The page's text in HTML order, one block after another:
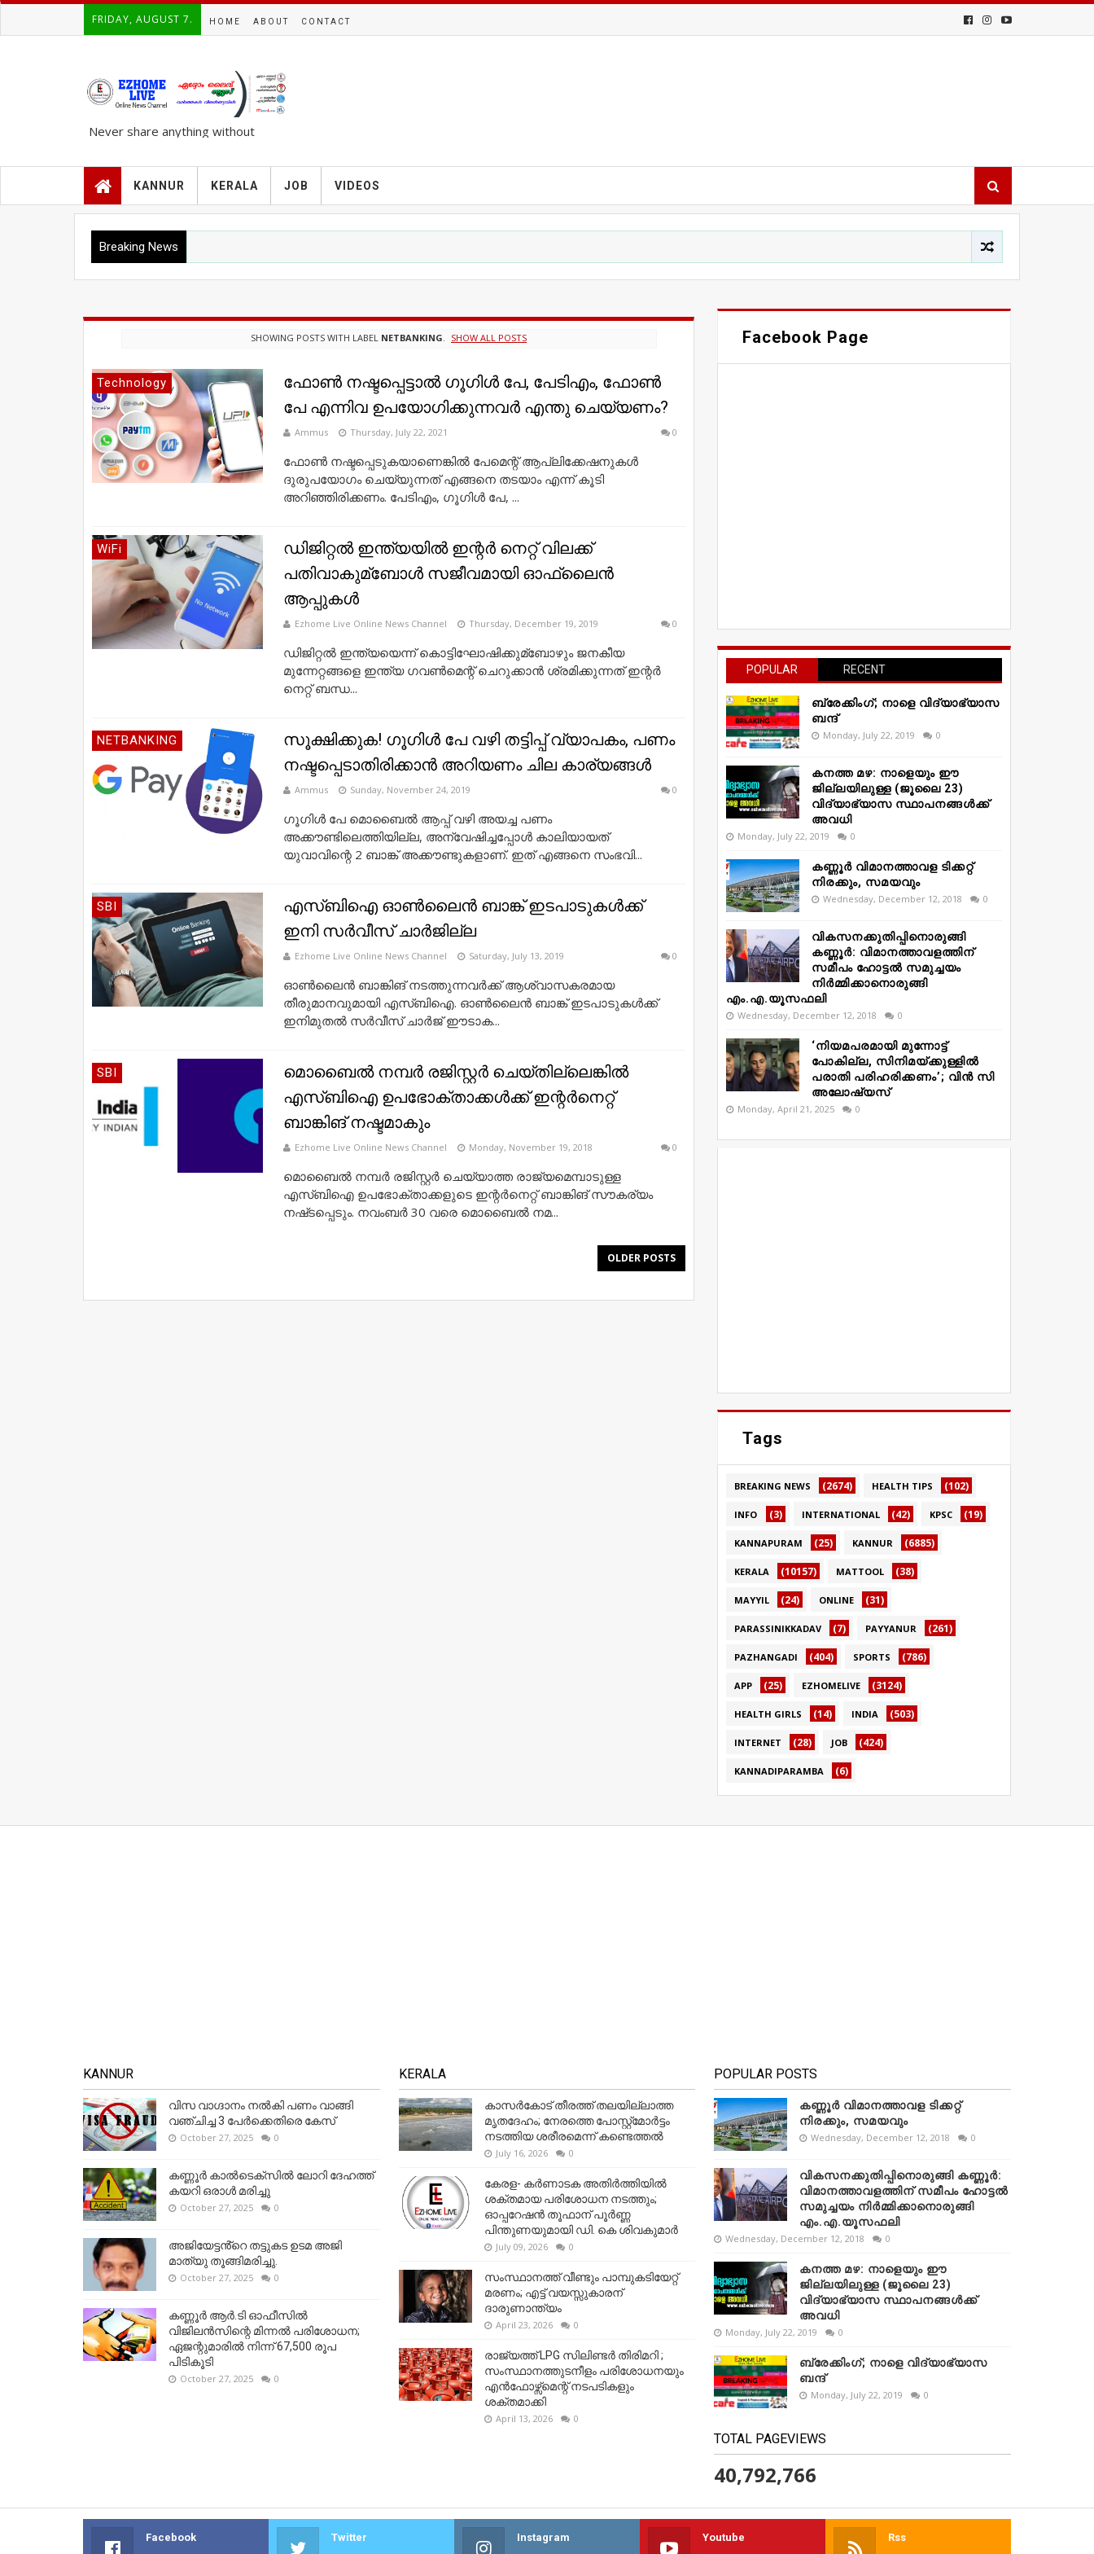
FRIDAY, AUGUST 7. HOME ABOUT CONTACT
Never share anything without
KANNUR KERALA JOB VIDEOS
Breaking News
SHOWING POSTS WITH LABEL NETBANKING. SHOW ALL POSTS
Technology
ഫോണ്‍ നഷ്ടപ്പെട്ടാല്‍ ഗൂഗിള്‍ പേ, പേടിഎം, ഫോണ്‍
പേ എന്നിവ ഉപയോഗിക്കുന്നവര്‍ എന്തു ചെയ്യണം?
Ammus Thursday, July 22, 2021 0
ഫോണ്‍ നഷ്ടപ്പെടുകയാണെങ്കില്‍ പേമെന്റ് ആപ്ലിക്കേഷനുകള്‍
ദുരുപയോഗം ചെയ്യുന്നത് എങ്ങനെ തടയാം എന്ന് കൂടി
അറിഞ്ഞിരിക്കണം. പേടിഎം, ഗൂഗിള്‍ പേ, ...
WiFi
ഡിജിറ്റല്‍ ഇന്ത്യയില്‍ ഇന്റര്‍ നെറ്റ് വിലക്ക്
പതിവാകുമ്ബോള്‍ സജീവമായി ഓഫ്‌ലൈന്‍
ആപ്പുകള്‍
Ezhome Live Online News Channel Thursday, December 19, 2019 0
ഡിജിറ്റല്‍ ഇന്ത്യയെന്ന് കൊട്ടിഘോഷിക്കുമ്ബോഴും ജനകീയ
മുന്നേറ്റങ്ങളെ ഇന്ത്യ ഗവണ്‍മെന്റ് ചെറുക്കാന്‍ ശ്രമിക്കുന്നത് ഇന്റര്‍
നെറ്റ് ബന്ധ...
NETBANKING
സൂക്ഷിക്കുക! ഗൂഗിൾ പേ വഴി തട്ടിപ്പ് വ്യാപകം, പണം
നഷ്ടപ്പെടാതിരിക്കാൻ അറിയണം ചില കാര്യങ്ങൾ
Ammus Sunday, November 24, 2019 0
ഗൂഗിൾ പേ മൊബൈൽ ആപ്പ് വഴി അയച്ച പണം
അക്കൗണ്ടിലെത്തിയില്ല, അന്വേഷിച്ചപ്പോൾ കാലിയായത്
യുവാവിന്റെ 2 ബാങ്ക് അക്കൗണ്ടുകളാണ്. ഇത് എങ്ങനെ സംഭവി...
SBI
എസ്ബിഐ ഓണ്‍ലൈന്‍ ബാങ്ക് ഇടപാടുകള്‍ക്ക്
ഇനി സര്‍വീസ് ചാര്‍ജില്ല
Ezhome Live Online News Channel Saturday, July 13, 2019 0
ഓണ്‍ലൈന്‍ ബാങ്കിങ് നടത്തുന്നവര്‍ക്ക് ആശ്വാസകരമായ
തീരുമാനവുമായി എസ്ബിഐ. ഓണ്‍ലൈന്‍ ബാങ്ക് ഇടപാടുകള്‍ക്ക്
ഇനിമുതല്‍ സര്‍വീസ് ചാര്‍ജ് ഈടാക...
SBI
മൊബൈൽ നമ്പർ രജിസ്റ്റർ ചെയ്തില്ലെങ്കിൽ
എസ്ബിഐ ഉപഭോക്താക്കൾക്ക് ഇന്റർനെറ്റ്
ബാങ്കിങ് നഷ്ടമാകും
Ezhome Live Online News Channel Monday, November 19, 2018 0
മൊബൈൽ നമ്പർ രജിസ്റ്റർ ചെയ്യാത്ത രാജ്യമെമ്പാടുള്ള
എസ്ബിഐ ഉപഭോക്താക്കളുടെ ഇന്റർനെറ്റ് ബാങ്കിങ് സൗകര്യം
നഷ‌്ടപ്പെടും. നവംബർ 30 വരെ മൊബൈൽ നമ...
OLDER POSTS
Facebook Page
POPULAR RECENT
ബ്രേക്കിംഗ്; നാളെ വിദ്യാഭ്യാസ
ബന്ദ്
Monday, July 22, 2019 0
കനത്ത മഴ: നാളെയും ഈ
ജില്ലയിലുള്ള (ജൂലൈ 23)
വിദ്യാഭ്യാസ സ്ഥാപനങ്ങൾക്ക്
അവധി
Monday, July 22, 2019 0
കണ്ണൂർ വിമാനത്താവള ടിക്കറ്റ്
നിരക്കും, സമയവും
Wednesday, December 12, 2018 0
വികസനക്കുതിപ്പിനൊരുങ്ങി
കണ്ണൂർ: വിമാനത്താവളത്തിന്
സമീപം ഹോട്ടൽ സമുച്ചയം
നിർമ്മിക്കാനൊരുങ്ങി
എം.എ.യൂസഫലി
Wednesday, December 12, 2018 0
‘നിയമപരമായി മുന്നോട്ട്
പോകില്ല, സിനിമയ്ക്കുള്ളിൽ
പരാതി പരിഹരിക്കണം’; വിൻ സി
അലോഷ്യസ്
Monday, April 21, 2025 0
Tags
BREAKING NEWS (2674) HEALTH TIPS (102)
INFO (3) INTERNATIONAL (42) KPSC (19)
KANNAPURAM (25) KANNUR (6885)
KERALA (10157) MATTOOL (38)
MAYYIL (24) ONLINE (31)
PARASSINIKKADAV (7) PAYYANUR (261)
PAZHANGADI (404) SPORTS (786)
APP (25) EZHOMELIVE (3124)
HEALTH GIRLS (14) INDIA (503)
INTERNET (28) JOB (424)
KANNADIPARAMBA (6)
KANNUR
വിസ വാഗ്ദാനം നൽകി പണം വാങ്ങി
വഞ്ചിച്ച 3 പേർക്കെതിരെ കേസ്
October 27, 2025 0
കണ്ണൂര്‍ കാല്‍ടെക്‌സില്‍ ലോറി ദേഹത്ത്
കയറി ഒരാള്‍ മരിച്ചു
October 27, 2025 0
അജിയേട്ടൻ്റെ തട്ടുകട ഉടമ അജി
മാത്യു തൂങ്ങിമരിച്ചു.
October 27, 2025 0
കണ്ണൂര്‍ ആര്‍.ടി ഓഫീസില്‍
വിജിലൻസിന്റെ മിന്നല്‍ പരിശോധന;
ഏജന്റുമാരില്‍ നിന്ന് 67,500 രൂപ
പിടികൂടി
October 27, 2025 0
KERALA
കാസർകോട് തീരത്ത് തലയില്ലാത്ത
മൃതദേഹം; നേരത്തെ പോസ്റ്റ്‌മോർട്ടം
നടത്തിയ ശരീരമെന്ന് കണ്ടെത്തൽ
July 16, 2026 0
കേരള- കർണാടക അതിർത്തിയിൽ
ശക്തമായ പരിശോധന നടത്തും;
ഓപ്പറേഷൻ തൂഫാന് പൂർണ്ണ
പിന്തുണയുമായി ഡി. കെ ശിവകുമാർ
July 09, 2026 0
സംസ്ഥാനത്ത് വീണ്ടും പാമ്പുകടിയേറ്റ്
മരണം; എട്ട് വയസ്സുകാരന്
ദാരുണാന്ത്യം
April 23, 2026 0
രാജ്യത്ത് LPG സിലിണ്ടർ തിരിമറി ;
സംസ്ഥാനത്തുടനീളം പരിശോധനയും
എൻഫോഴ്സ്മെന്റ് നടപടികളും
ശക്തമാക്കി
April 13, 2026 0
POPULAR POSTS
കണ്ണൂർ വിമാനത്താവള ടിക്കറ്റ്
നിരക്കും, സമയവും
Wednesday, December 12, 2018 0
വികസനക്കുതിപ്പിനൊരുങ്ങി കണ്ണൂർ:
വിമാനത്താവളത്തിന് സമീപം ഹോട്ടൽ
സമുച്ചയം നിർമ്മിക്കാനൊരുങ്ങി
എം.എ.യൂസഫലി
Wednesday, December 12, 2018 0
കനത്ത മഴ: നാളെയും ഈ
ജില്ലയിലുള്ള (ജൂലൈ 23)
വിദ്യാഭ്യാസ സ്ഥാപനങ്ങൾക്ക്
അവധി
Monday, July 22, 2019 0
ബ്രേക്കിംഗ്; നാളെ വിദ്യാഭ്യാസ
ബന്ദ്
Monday, July 22, 2019 0
TOTAL PAGEVIEWS
40,792,766
Facebook Twitter Instagram Youtube Rss